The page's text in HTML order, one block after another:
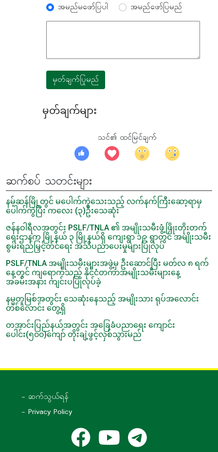
အမည်မဖော်ပြပါ အမည်ဖော်ပြမည်
မှတ်ချက်ပြုမည်
မှတ်ချက်များ
သင်၏ ထင်မြင်ချက်
ဆက်စပ် သတင်းများ
နမ့်ဆန်မြို့တွင် မပေါက်ကွဲသေးသည့် လက်နက်ကြီးဆော့ရာမှ
ပေါက်ကွဲပြီး ကလေး (၃)ဦးသေဆုံး
ဇန်နဝါရီလအတွင်း PSLF/TNLA ၏ အမျိုးသမီးဖွံ့ဖြိုးတိုးတက်
ရေးဌာနက မြို့နယ် ၃ မြို့နယ်ရှိ ကျေးရွာ ၁၉ ရွာတွင် အမျိုးသမီး
စွမ်းရည်မြှင့်တင်ရေး အသိပညာပေးမှုများပြုလုပ်
PSLF/TNLA အမျိုးသမီးများအဖွဲ့မှ ဦးဆောင်ပြီး မတ်လ ၈ ရက်
နေ့တွင် ကျရောက်သည့် နိုင်ငံတကာအမျိုးသမီးများနေ့
အခမ်းအနား ကျင်းပပြုလုပ်ခဲ့
နမ္မတူမြစ်အတွင်း သေဆုံးနေသည့် အမျိုးသား ရုပ်အလောင်း
တစ်လောင်း တွေ့ရှိ
တအာင်းပြည်နယ်အတွင်း အခြေခံပညာရေး ကျောင်း
ပေါင်း(၅၀၀)ကျော် တိုးချဲ့ဖွင့်လှစ်သွားမည်
- ဆက်သွယ်ရန်
- Privacy Policy